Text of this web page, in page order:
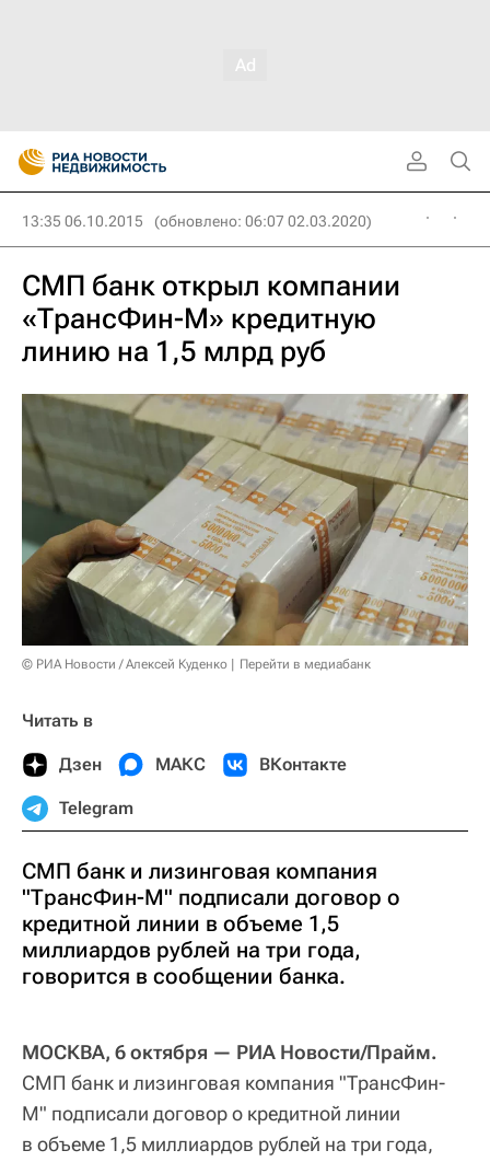
13:35 06.10.2015 (обновлено: 06:07 02.03.2020)
СМП банк открыл компании
«ТрансФин-М» кредитную
линию на 1,5 млрд руб
© РИА Новости / Алексей Куденко Перейти в медиабанк
Читать в
Дзен МАКС ВКонтакте
Telegram
СМП банк и лизинговая компания
"ТрансФин-М" подписали договор о
кредитной линии в объеме 1,5
миллиардов рублей на три года,
говорится в сообщении банка.
МОСКВА, 6 октября — РИА Новости/Прайм.
СМП банк и лизинговая компания "ТрансФин-
М" подписали договор о кредитной линии
в объеме 1,5 миллиардов рублей на три года,